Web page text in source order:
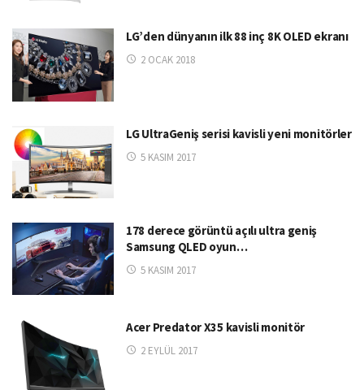
LG’den dünyanın ilk 88 inç 8K OLED ekranı
2 OCAK 2018
LG UltraGeniş serisi kavisli yeni monitörler
5 KASIM 2017
178 derece görüntü açılı ultra geniş
Samsung QLED oyun…
5 KASIM 2017
Acer Predator X35 kavisli monitör
2 EYLÜL 2017